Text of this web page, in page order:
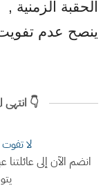
الحقبة الزمنية ,
ينصح عدم
👇 انتهى
لا
انضم الآن إلى